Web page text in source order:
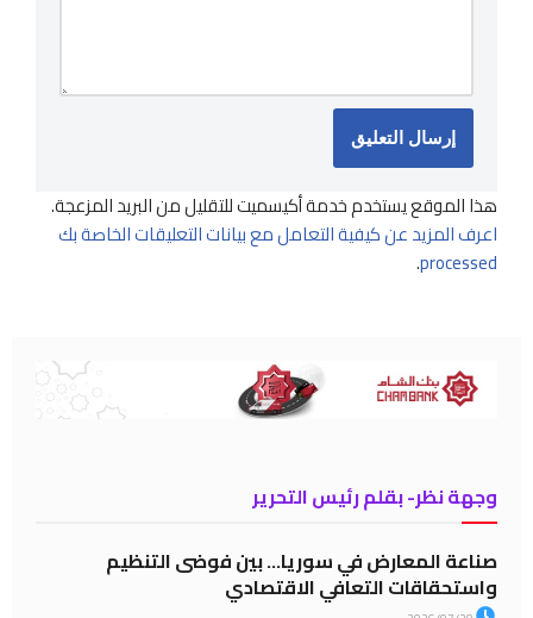
هذا الموقع يستخدم خدمة أكيسميت للتقليل من البريد المزعجة.
اعرف المزيد عن كيفية التعامل مع بيانات التعليقات الخاصة بك
processed
.
وجهة نظر- بقلم رئيس التحرير
صناعة المعارض في سوريا… بين فوضى التنظيم
واستحقاقات التعافي الاقتصادي